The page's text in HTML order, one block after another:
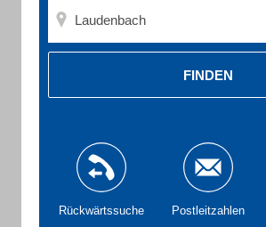
FINDEN
Rückwärtssuche Postleitzahlen